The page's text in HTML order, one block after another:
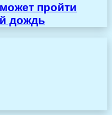
пройти
дождь